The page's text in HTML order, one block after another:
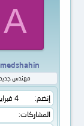
A
مهندس جديد
إنضم
4 فبراير 2011
المشاركات